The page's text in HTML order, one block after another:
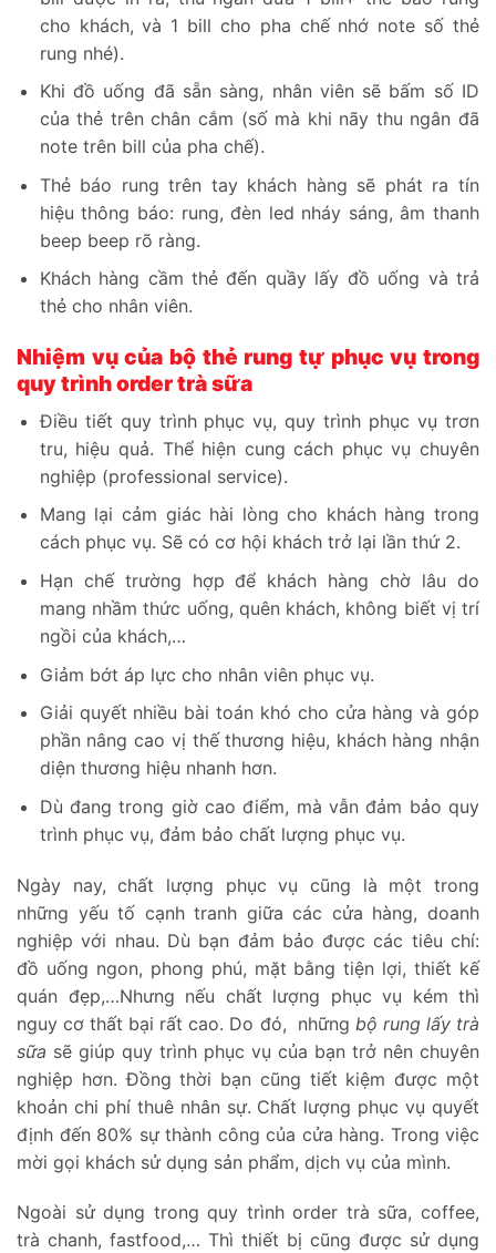
cho khách, và 1 bill cho pha chế nhớ note số thẻ
rung nhé).
Khi đồ uống đã sẵn sàng, nhân viên sẽ bấm số ID
của thẻ trên chân cắm (số mà khi nãy thu ngân đã
note trên bill của pha chế).
Thẻ báo rung trên tay khách hàng sẽ phát ra tín
hiệu thông báo: rung, đèn led nháy sáng, âm thanh
beep beep rõ ràng.
Khách hàng cầm thẻ đến quầy lấy đồ uống và trả
thẻ cho nhân viên.
Nhiệm vụ của bộ thẻ rung tự phục vụ trong
quy trình order trà sữa
Điều tiết quy trình phục vụ, quy trình phục vụ trơn
tru, hiệu quả. Thể hiện cung cách phục vụ chuyên
nghiệp (professional service).
Mang lại cảm giác hài lòng cho khách hàng trong
cách phục vụ. Sẽ có cơ hội khách trở lại lần thứ 2.
Hạn chế trường hợp để khách hàng chờ lâu do
mang nhầm thức uống, quên khách, không biết vị trí
ngồi của khách,…
Giảm bớt áp lực cho nhân viên phục vụ.
Giải quyết nhiều bài toán khó cho cửa hàng và góp
phần nâng cao vị thế thương hiệu, khách hàng nhận
diện thương hiệu nhanh hơn.
Dù đang trong giờ cao điểm, mà vẫn đảm bảo quy
trình phục vụ, đảm bảo chất lượng phục vụ.
Ngày nay, chất lượng phục vụ cũng là một trong
những yếu tố cạnh tranh giữa các cửa hàng, doanh
nghiệp với nhau. Dù bạn đảm bảo được các tiêu chí:
đồ uống ngon, phong phú, mặt bằng tiện lợi, thiết kế
quán đẹp,…Nhưng nếu chất lượng phục vụ kém thì
nguy cơ thất bại rất cao. Do đó, những bộ rung lấy trà
sữa sẽ giúp quy trình phục vụ của bạn trở nên chuyên
nghiệp hơn. Đồng thời bạn cũng tiết kiệm được một
khoản chi phí thuê nhân sự. Chất lượng phục vụ quyết
định đến 80% sự thành công của cửa hàng. Trong việc
mời gọi khách sử dụng sản phẩm, dịch vụ của mình.
Ngoài sử dụng trong quy trình order trà sữa, coffee,
trà chanh, fastfood,… Thì thiết bị cũng được sử dụng